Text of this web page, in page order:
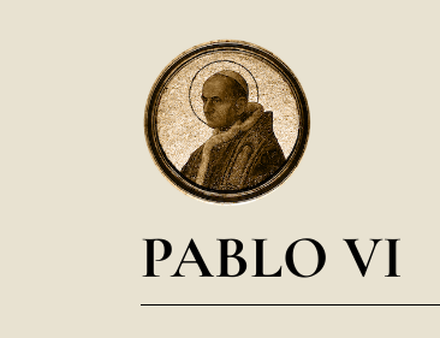
PABLO VI